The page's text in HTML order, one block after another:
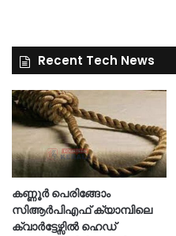
Recent Tech News
കണ്ണൂർ പെരിങ്ങോം
സിആർപിഎഫ് ക്യാമ്പിലെ
ക്വാർട്ടേഴ്സിൽ ഹെഡ്